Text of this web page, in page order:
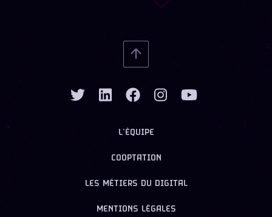
L’ÉQUIPE
COOPTATION
LES MÉTIERS DU DIGITAL
MENTIONS LÉGALES